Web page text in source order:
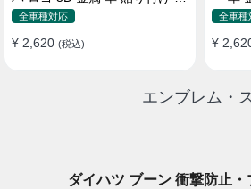
飾 ステッカー
全車種対応
¥ 2,620 (税込)
クラッ
全車種
¥
エンブレム・
ダイハツ ブーン 衝撃防止